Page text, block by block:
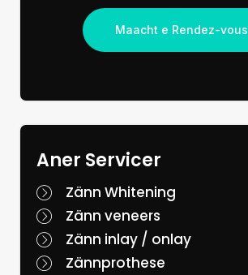
Maacht e Rendez-vous
Aner Servicer
Zänn Whitening
Zänn veneers
Zänn inlay / onlay
Zännprothese